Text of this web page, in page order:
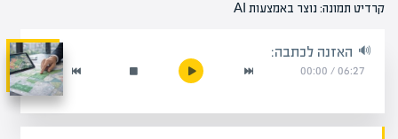
קרדיט תמונה: נוצר באמצעות AI
האזנה לכתבה:
06:27
/
00:00